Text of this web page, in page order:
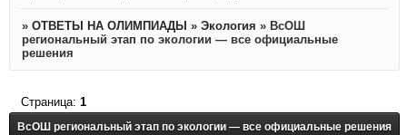
» ОТВЕТЫ НА ОЛИМПИАДЫ » Экология » ВсОШ
региональный этап по экологии — все официальные
решения
ВсОШ региональный этап по экологии — все официальные решения
Страница: 1